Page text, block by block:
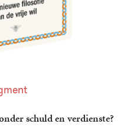
schuld en verdienste?